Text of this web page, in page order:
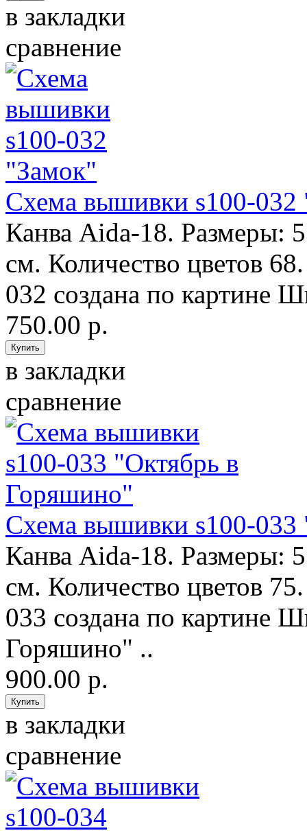
в закладки
сравнение
Схема вышивки s100-032
Канва Aida-18. Размеры:
см. Количество цветов
032 создана по
750.00 р.
в закладки
сравнение
Схема вышивки s100-
Канва Aida-18. Размеры:
см. Количество цветов
033 создана по
Горяшино" ..
900.00 р.
в закладки
сравнение